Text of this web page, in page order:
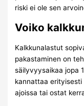
riski ei ole sen
Voiko
Kalkkunalastut
pakastaminen on
säilyvyysaikaa jopa
kannattaa
ajoissa tai ostat